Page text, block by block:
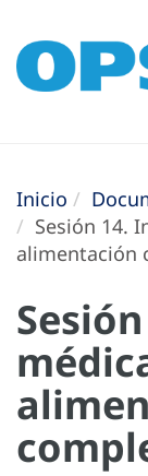
Inicio
Sesión 14.
alimentación